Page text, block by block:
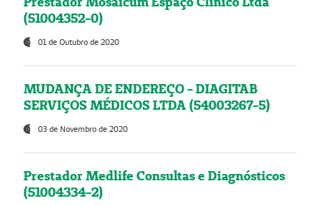
(51004352-0)
01 de Outubro de 2020
MUDANÇA DE ENDEREÇO - DIAGITAB
SERVIÇOS MÉDICOS LTDA (54003267-5)
03 de Novembro de 2020
Prestador Medlife Consultas e Diagnósticos
(51004334-2)